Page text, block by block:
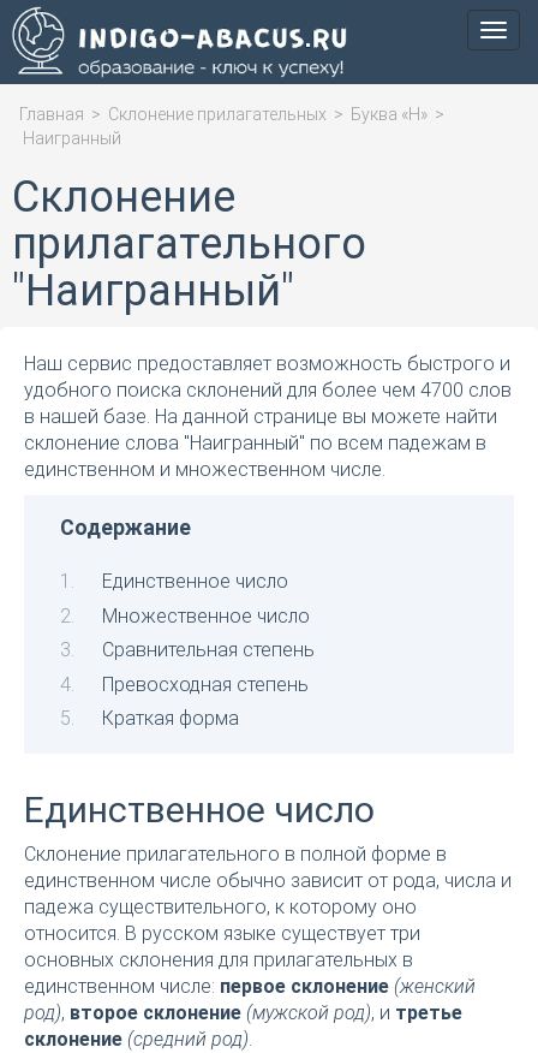
Меню
Главная > Склонение прилагательных > Буква «Н» >
Наигранный
Склонение
прилагательного
"Наигранный"
Наш сервис предоставляет возможность быстрого и
удобного поиска склонений для более чем 4700 слов
в нашей базе. На данной странице вы можете найти
склонение слова "Наигранный" по всем падежам в
единственном и множественном числе.
Содержание
Единственное число
Множественное число
Сравнительная степень
Превосходная степень
Краткая форма
Единственное число
Склонение прилагательного в полной форме в
единственном числе обычно зависит от рода, числа и
падежа существительного, к которому оно
относится. В русском языке существует три
основных склонения для прилагательных в
единственном числе: первое склонение (женский
род), второе склонение (мужской род), и третье
склонение (средний род).